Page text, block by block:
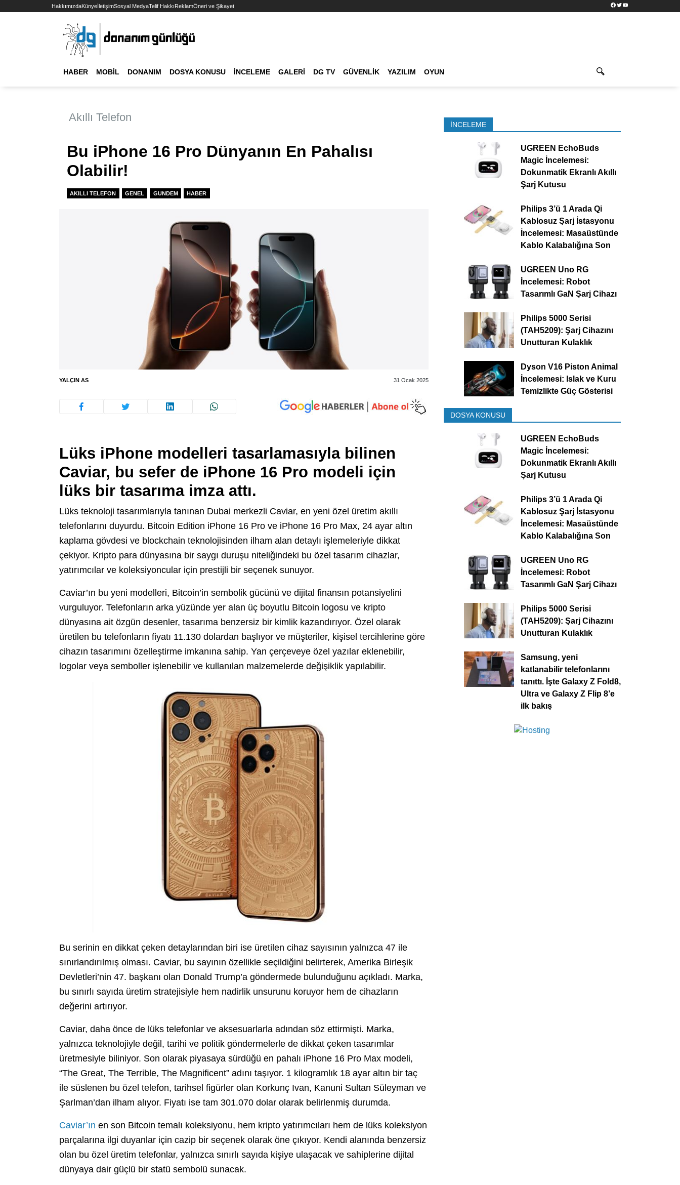
HakkımızdaKünyeİletişimSosyal MedyaTelif HakkıReklamÖneri ve Şikayet Facebook
TwitterYouTube
HABER MOBIL DONANIM DOSYA KONUSU İNCELEME GALERI DG TV GÜVENLIK YAZILIM OYUN
Akıllı Telefon
Bu iPhone 16 Pro Dünyanın En Pahalısı
Olabilir!
AKILLI TELEFON GENEL GUNDEM HABER
YALÇIN AS 31 Ocak 2025
Lüks iPhone modelleri tasarlamasıyla bilinen
Caviar, bu sefer de iPhone 16 Pro modeli için
lüks bir tasarıma imza attı.
Lüks teknoloji tasarımlarıyla tanınan Dubai merkezli Caviar, en yeni özel üretim akıllı
telefonlarını duyurdu. Bitcoin Edition iPhone 16 Pro ve iPhone 16 Pro Max, 24 ayar altın
kaplama gövdesi ve blockchain teknolojisinden ilham alan detaylı işlemeleriyle dikkat
çekiyor. Kripto para dünyasına bir saygı duruşu niteliğindeki bu özel tasarım cihazlar,
yatırımcılar ve koleksiyoncular için prestijli bir seçenek sunuyor.
Caviar’ın bu yeni modelleri, Bitcoin’in sembolik gücünü ve dijital finansın potansiyelini
vurguluyor. Telefonların arka yüzünde yer alan üç boyutlu Bitcoin logosu ve kripto
dünyasına ait özgün desenler, tasarıma benzersiz bir kimlik kazandırıyor. Özel olarak
üretilen bu telefonların fiyatı 11.130 dolardan başlıyor ve müşteriler, kişisel tercihlerine göre
cihazın tasarımını özelleştirme imkanına sahip. Yan çerçeveye özel yazılar eklenebilir,
logolar veya semboller işlenebilir ve kullanılan malzemelerde değişiklik yapılabilir.
Bu serinin en dikkat çeken detaylarından biri ise üretilen cihaz sayısının yalnızca 47 ile
sınırlandırılmış olması. Caviar, bu sayının özellikle seçildiğini belirterek, Amerika Birleşik
Devletleri’nin 47. başkanı olan Donald Trump’a göndermede bulunduğunu açıkladı. Marka,
bu sınırlı sayıda üretim stratejisiyle hem nadirlik unsurunu koruyor hem de cihazların
değerini artırıyor.
Caviar, daha önce de lüks telefonlar ve aksesuarlarla adından söz ettirmişti. Marka,
yalnızca teknolojiyle değil, tarihi ve politik göndermelerle de dikkat çeken tasarımlar
üretmesiyle biliniyor. Son olarak piyasaya sürdüğü en pahalı iPhone 16 Pro Max modeli,
“The Great, The Terrible, The Magnificent” adını taşıyor. 1 kilogramlık 18 ayar altın bir taç
ile süslenen bu özel telefon, tarihsel figürler olan Korkunç Ivan, Kanuni Sultan Süleyman ve
Şarlman’dan ilham alıyor. Fiyatı ise tam 301.070 dolar olarak belirlenmiş durumda.
Caviar’ın en son Bitcoin temalı koleksiyonu, hem kripto yatırımcıları hem de lüks koleksiyon
parçalarına ilgi duyanlar için cazip bir seçenek olarak öne çıkıyor. Kendi alanında benzersiz
olan bu özel üretim telefonlar, yalnızca sınırlı sayıda kişiye ulaşacak ve sahiplerine dijital
dünyaya dair güçlü bir statü sembolü sunacak.
İNCELEME
UGREEN EchoBuds
Magic İncelemesi:
Dokunmatik Ekranlı Akıllı
Şarj Kutusu
Philips 3’ü 1 Arada Qi
Kablosuz Şarj İstasyonu
İncelemesi: Masaüstünde
Kablo Kalabalığına Son
UGREEN Uno RG
İncelemesi: Robot
Tasarımlı GaN Şarj Cihazı
Philips 5000 Serisi
(TAH5209): Şarj Cihazını
Unutturan Kulaklık
Dyson V16 Piston Animal
İncelemesi: Islak ve Kuru
Temizlikte Güç Gösterisi
DOSYA KONUSU
UGREEN EchoBuds
Magic İncelemesi:
Dokunmatik Ekranlı Akıllı
Şarj Kutusu
Philips 3’ü 1 Arada Qi
Kablosuz Şarj İstasyonu
İncelemesi: Masaüstünde
Kablo Kalabalığına Son
UGREEN Uno RG
İncelemesi: Robot
Tasarımlı GaN Şarj Cihazı
Philips 5000 Serisi
(TAH5209): Şarj Cihazını
Unutturan Kulaklık
Samsung, yeni
katlanabilir telefonlarını
tanıttı. İşte Galaxy Z Fold8,
Ultra ve Galaxy Z Flip 8’e
ilk bakış